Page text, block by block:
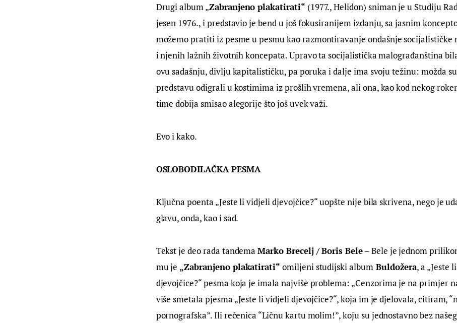
Drugi album „Zabranjeno plakatirati“ (1977., Helidon) sniman je u Studiju
jesen 1976., i predstavio je bend u još fokusiranijem izdanju, sa jasnim
možemo pratiti iz pesme u pesmu kao razmontiravanje ondašnje socijalističke
i njenih lažnih životnih koncepata. Upravo ta socijalistička malograđanština
ovu sadašnju, divlju kapitalističku, pa poruka i dalje ima svoju težinu: možda
predstavu odigrali u kostimima iz prošlih vremena, ali ona, kao kod nekog
time dobija smisao alegorije što još uvek važi.
Evo i kako.
OSLOBODILAČKA PESMA
Ključna poenta „Jeste li vidjeli djevojčice?“ uopšte nije bila skrivena, nego je
glavu, onda, kao i sad.
Tekst je deo rada tandema Marko Brecelj / Boris Bele – Bele je jednom
mu je „Zabranjeno plakatirati“ omiljeni studijski album Buldožera, a „Jeste
djevojčice?“ pesma koja je imala najviše problema: „Cenzorima je na primjer
više smetala pjesma „Jeste li vidjeli djevojčice?“, koja im je djelovala, citiram,
pornografska”. Ili rečenica “Ličnu kartu molim!”, koju su jednostavno bez